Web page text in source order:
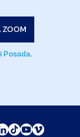
ZOOM